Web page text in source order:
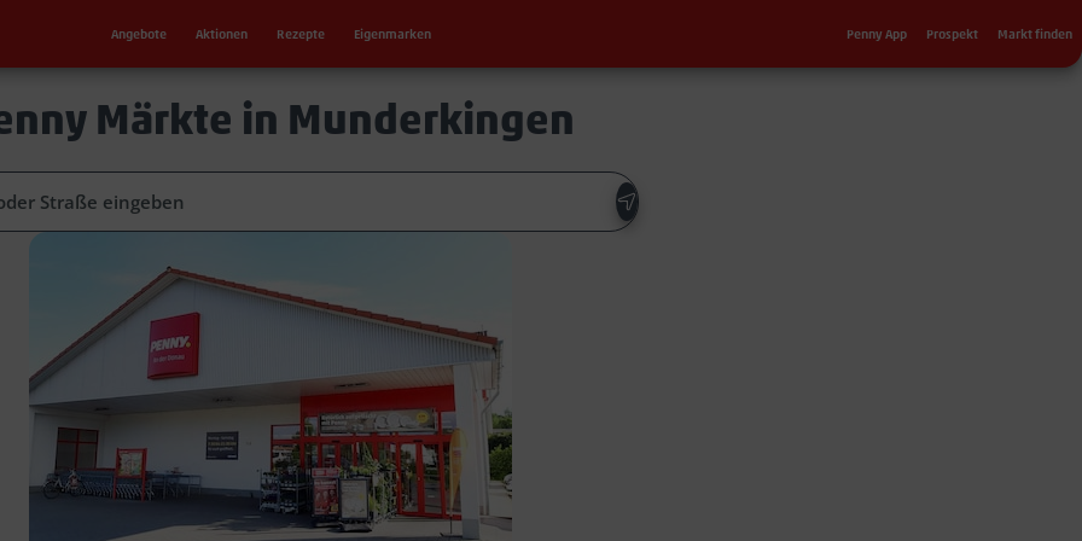
Angebote Aktionen Rezepte Eigenmarken Sekundärnavigation
Penny App Prospekt Markt finden
Märkte in Munderkingen